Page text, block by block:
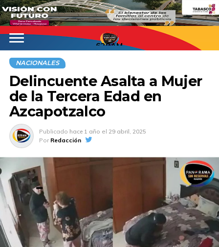
620AM
NACIONALES
Delincuente Asalta a Mujer
de la Tercera Edad en
Azcapotzalco
Publicado hace 1 año el 29 abril, 2025
Por Redacción